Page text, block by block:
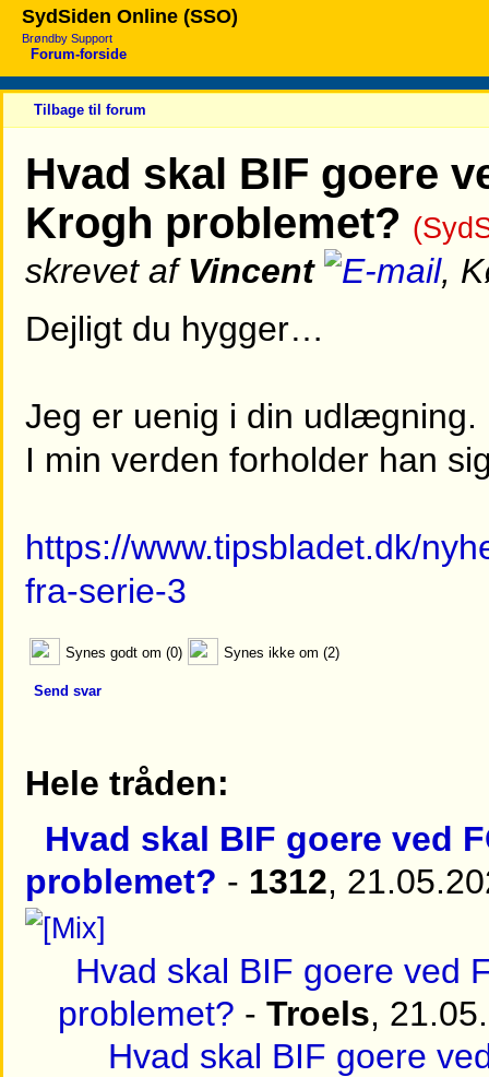
SydSiden Online (SSO)
Brøndby Support
Forum-forside
Tilbage til forum
Hvad skal BIF goere
Krogh problemet?
skrevet af Vincent
,
Dejligt du hygger…
Jeg er uenig i din udlægning.
I min verden forholder han
https://www.tipsbladet.dk/
fra-serie-3
Synes godt om (0) Synes ikke om (2)
Send svar
Hele tråden:
Hvad skal BIF goere ved
problemet? - 1312,
Hvad skal BIF goere ved
problemet? - Troels,
Hvad skal BIF goere